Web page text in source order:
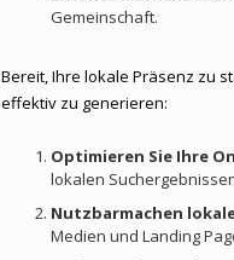
Gemeinschaft.
Bereit, Ihre lokale Präsenz zu
effektiv zu generieren:
Optimieren Sie Ihre
lokalen
Nutzbarmachen
Medien und Landing